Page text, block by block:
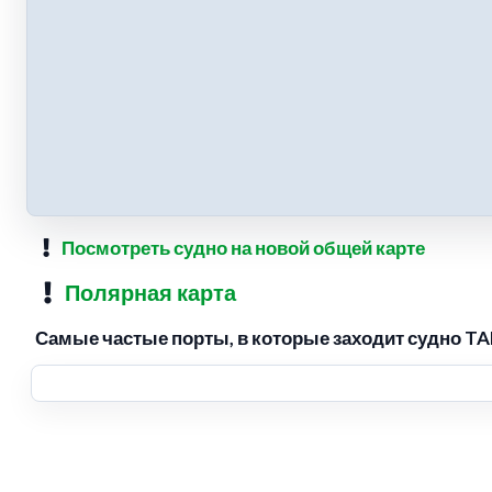
Посмотреть судно на новой общей карте
Полярная карта
Самые частые порты, в которые заходит судно